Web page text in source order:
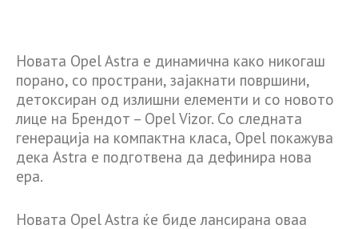
Новата Opel Astra е динамична како никогаш
порано, со пространи, зајакнати површини,
детоксиран од излишни елементи и со новото
лице на Брендот – Opel Vizor. Со следната
генерација на компактна класа, Opel покажува
дека Astra е подготвена да дефинира нова
ера.
Новата Opel Astra ќе биде лансирана оваа